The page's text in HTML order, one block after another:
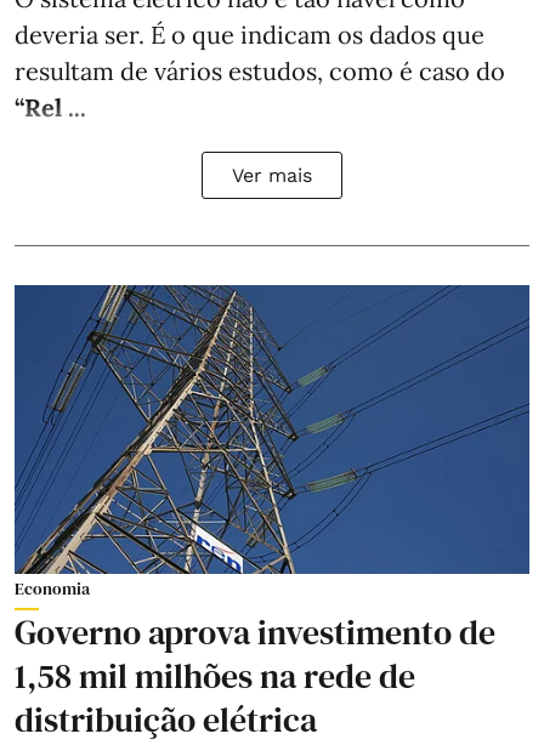
deveria ser. É o que indicam os dados que
resultam de vários estudos, como é caso do
“Rel ...
Ver mais
Economia
Governo aprova investimento de
1,58 mil milhões na rede de
distribuição elétrica